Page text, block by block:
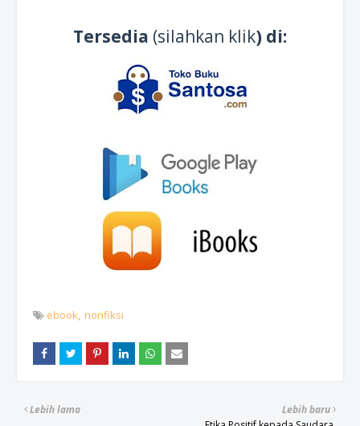
Tersedia (silahkan klik) di:
ebook nonfiksi
Lebih baru
Lebih lama